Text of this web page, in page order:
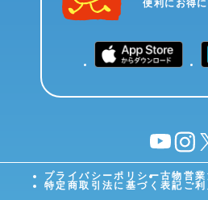
便利にお得に
YouTubeinstagram
X
プライバシーポリシー古物営
特定商取引法に基づく表記 ご